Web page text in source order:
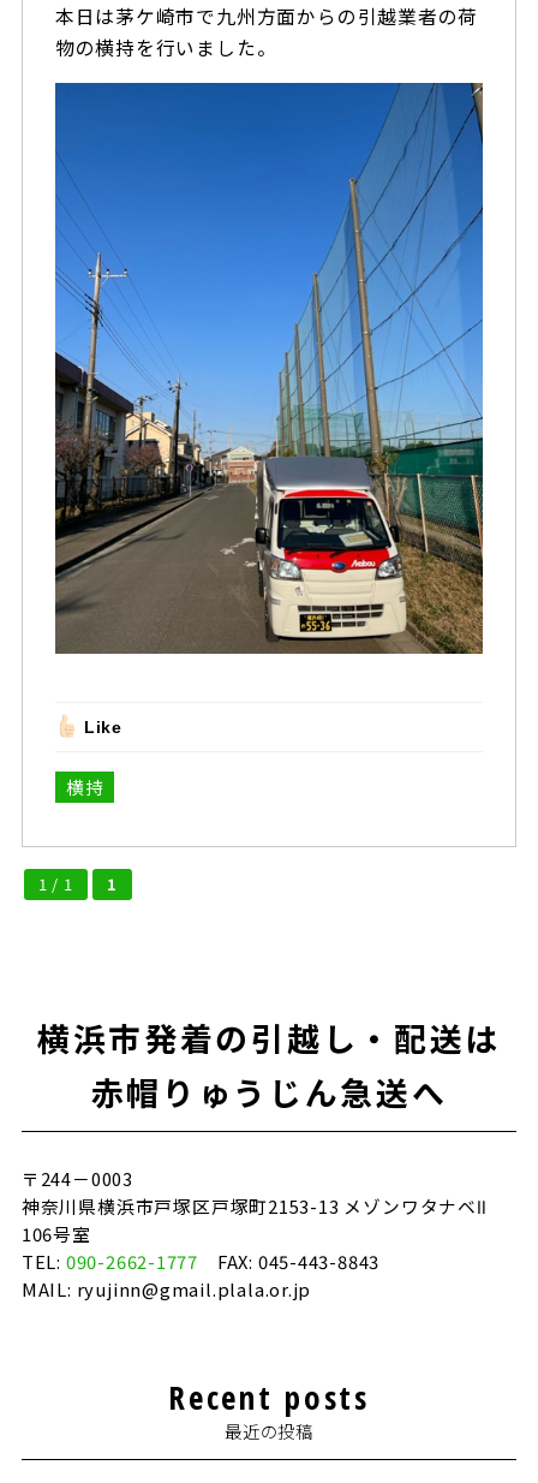
本日は茅ケ崎市で九州方面からの引越業者の荷
物の横持を行いました。
Like
横持
1 / 1 1
横浜市発着の引越し・配送は
赤帽りゅうじん急送へ
〒244－0003
神奈川県横浜市戸塚区戸塚町2153-13 メゾンワタナベⅡ
106号室
TEL: 090-2662-1777 FAX: 045-443-8843
MAIL: ryujinn@gmail.plala.or.jp
Recent posts
最近の投稿